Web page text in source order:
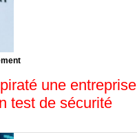
une entreprise
test de sécurité